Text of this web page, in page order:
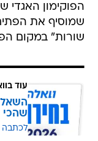
הפוקימון האגדי
שמוסיף את
שורות" במקום
עוד
לכתבה